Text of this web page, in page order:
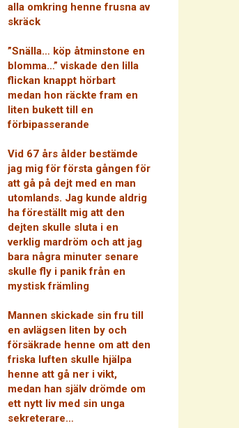
alla omkring henne frusna av
skräck
”Snälla… köp åtminstone en
blomma…” viskade den lilla
flickan knappt hörbart
medan hon räckte fram en
liten bukett till en
förbipasserande
Vid 67 års ålder bestämde
jag mig för första gången för
att gå på dejt med en man
utomlands. Jag kunde aldrig
ha föreställt mig att den
dejten skulle sluta i en
verklig mardröm och att jag
bara några minuter senare
skulle fly i panik från en
mystisk främling
Mannen skickade sin fru till
en avlägsen liten by och
försäkrade henne om att den
friska luften skulle hjälpa
henne att gå ner i vikt,
medan han själv drömde om
ett nytt liv med sin unga
sekreterare…